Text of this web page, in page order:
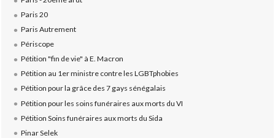
Paris 20
Paris Autrement
Périscope
Pétition "fin de vie" à E. Macron
Pétition au 1er ministre contre les LGBTphobies
Pétition pour la grâce des 7 gays sénégalais
Pétition pour les soins funéraires aux morts du VI
Pétition Soins funéraires aux morts du Sida
Pinar Selek